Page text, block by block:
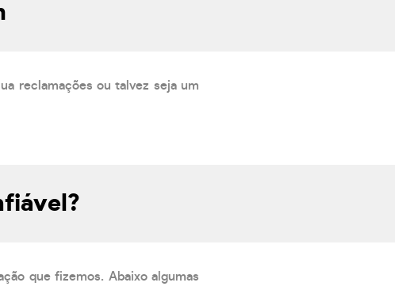
reclamações ou talvez seja um
que fizemos. Abaixo algumas